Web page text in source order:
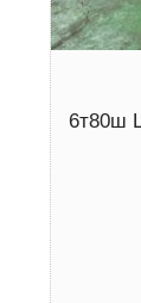
6т80ш